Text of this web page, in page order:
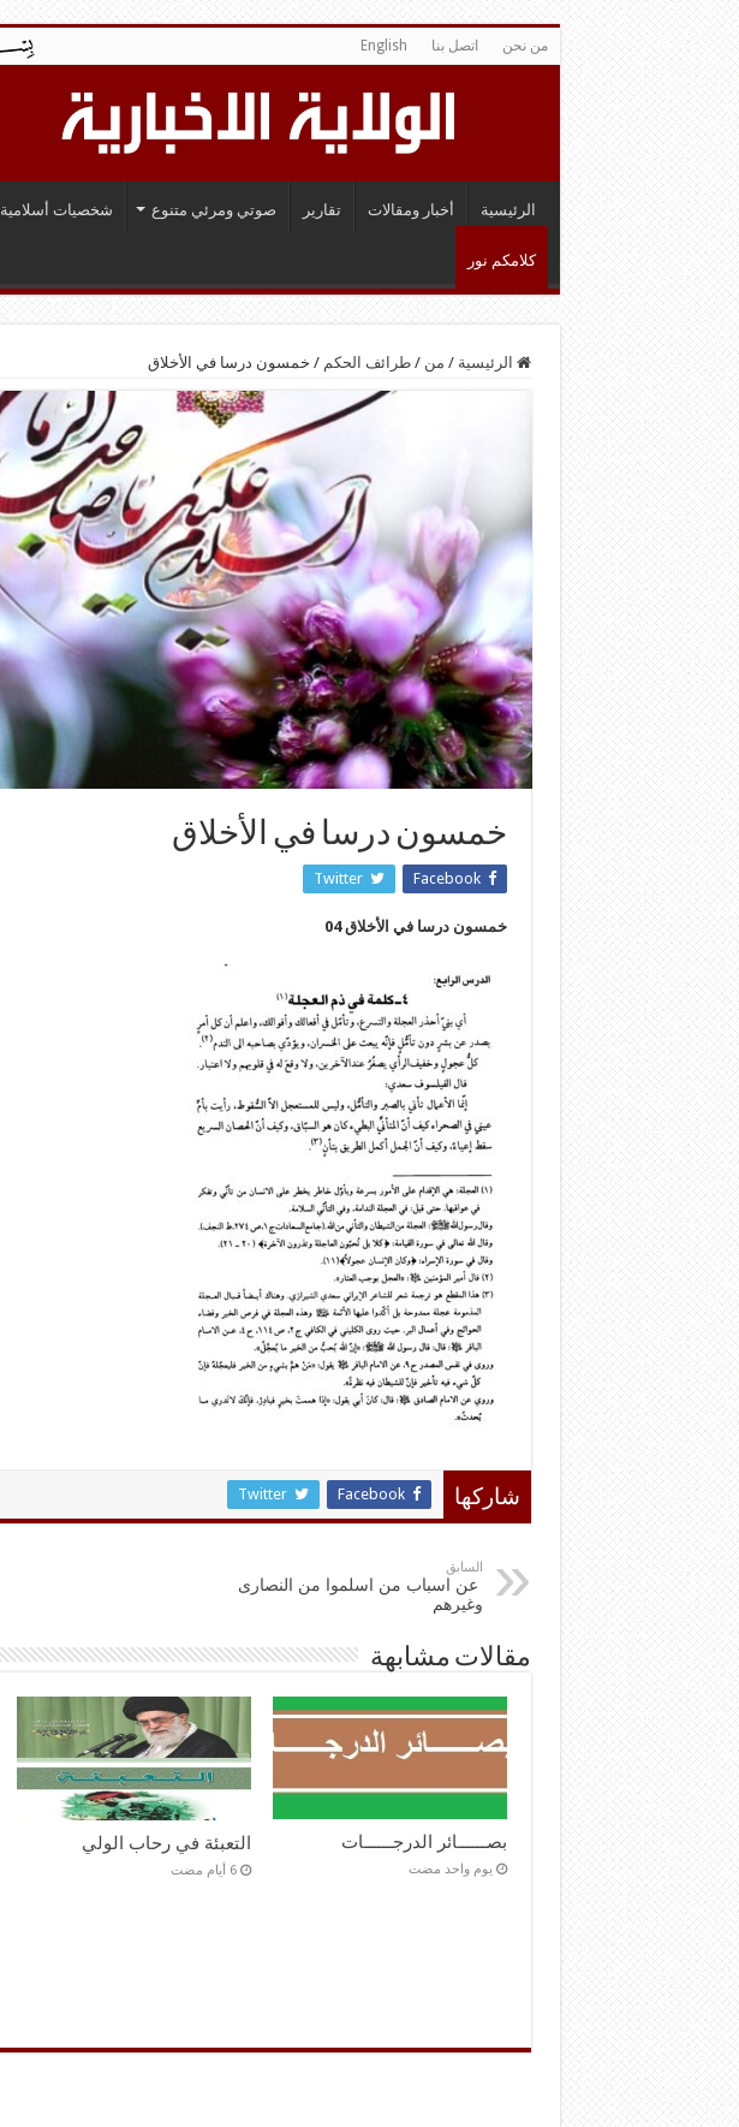
من نحن اتصل بنا English
الرئيسية أخبار ومقالات تقارير صوتي ومرئي متنوع شخصيات أسلامية
كلامكم نور
الرئيسية / من / طرائف الحكم / خمسون درسا في الأخلاق
خمسون درسا في الأخلاق
Facebook
Twitter
خمسون درسا في الأخلاق 04
شاركها Facebook
Twitter
السابق
عن اسباب من اسلموا من النصارى
وغيرهم
مقالات مشابهة
بصــــــائر الدرجــــــات
‏يوم واحد مضت
التعبئة في رحاب الولي
‏6 أيام مضت